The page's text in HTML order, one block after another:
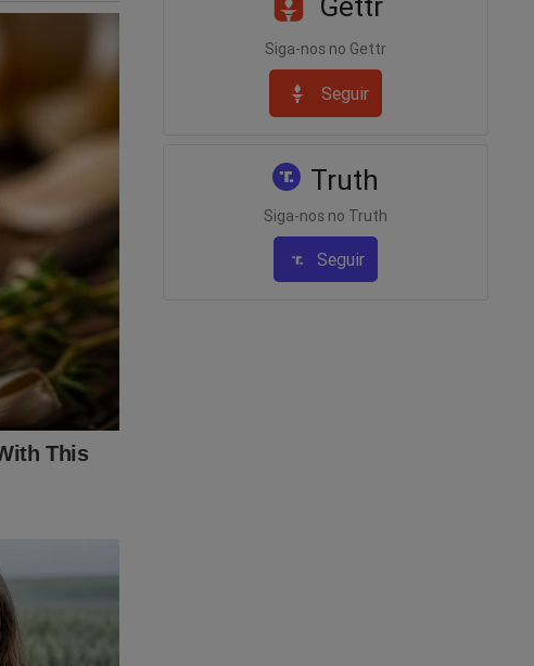
Siga-nos no Gettr
Seguir
Truth
Siga-nos no Truth
Seguir